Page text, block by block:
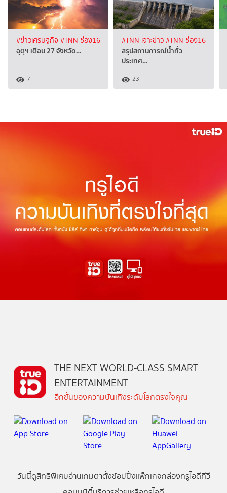
#ข่าวเศรษฐกิจ #TNN ช่อง16
อุตุฯ เตือน 27 จังหวัด…
7
#TNN เจาะข่าว#TNN ช่อง16
สรุปสถานการณ์น้ำทั่ว
ประเทศ…
23
THE NEXT WORLD-CLASS SMART
ENTERTAINMENT
อีกขั้นของความบันเทิงระดับโลกตรงใจคุณ
วันนี้ดูสิทธิพิเศษอ่านเกมตาตั้งช้อปปิ้งแพ็กเกจกล่องทรูไอดีทีวี